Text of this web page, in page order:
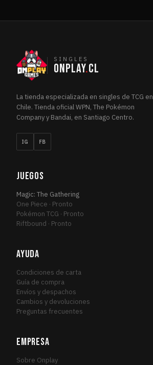
SINGLES
ONPLAY.CL
La tienda especializada en singles de TCG en
Chile. Tienda oficial WPN, The Pokémon
Company y Bandai, en Santiago Centro.
IG FB
JUEGOS
Magic: The Gathering
One Piece · Pronto
Pokémon TCG · Pronto
Riftbound · Pronto
AYUDA
Condiciones de carta
Guía de compra
Envíos y despachos
Cambios y devoluciones
Preguntas frecuentes
EMPRESA
Sobre Onplay